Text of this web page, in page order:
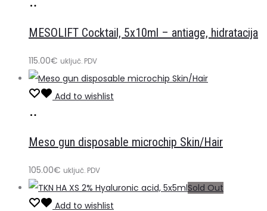
na
stranici
proizvoda
košaricu
MESOLIFT Cocktail, 5x10ml – antiage, hidratacija
115.00€ uključ. PDV
Add to wishlist
košaricu
Meso gun disposable microchip Skin/Hair
105.00€ uključ. PDV
Sold Out
Add to wishlist